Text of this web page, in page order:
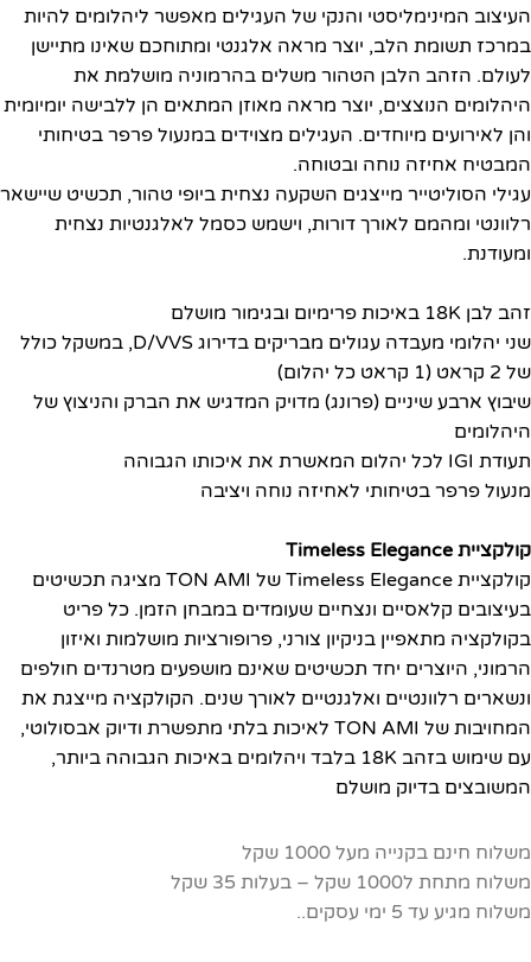
העיצוב המינימליסטי והנקי של העגילים מאפשר ליהלומים להיות
במרכז תשומת הלב, יוצר מראה אלגנטי ומתוחכם שאינו מתיישן
לעולם. הזהב הלבן הטהור משלים בהרמוניה מושלמת את
היהלומים הנוצצים, יוצר מראה מאוזן המתאים הן ללבישה יומיומית
והן לאירועים מיוחדים. העגילים מצוידים במנעול פרפר בטיחותי
המבטיח אחיזה נוחה ובטוחה.
עגילי הסוליטייר מייצגים השקעה נצחית ביופי טהור, תכשיט שיישאר
רלוונטי ומהמם לאורך דורות, וישמש כסמל לאלגנטיות נצחית
ומעודנת.
זהב לבן 18K באיכות פרימיום ובגימור מושלם
שני יהלומי מעבדה עגולים מבריקים בדירוג D/VVS, במשקל כולל
של 2 קראט (1 קראט כל יהלום)
שיבוץ ארבע שיניים (פרונג) מדויק המדגיש את הברק והניצוץ של
היהלומים
תעודת IGI לכל יהלום המאשרת את איכותו הגבוהה
מנעול פרפר בטיחותי לאחיזה נוחה ויציבה
קולקציית Timeless Elegance
קולקציית Timeless Elegance של TON AMI מציגה תכשיטים
בעיצובים קלאסיים ונצחיים שעומדים במבחן הזמן. כל פריט
בקולקציה מתאפיין בניקיון צורני, פרופורציות מושלמות ואיזון
הרמוני, היוצרים יחד תכשיטים שאינם מושפעים מטרנדים חולפים
ונשארים רלוונטיים ואלגנטיים לאורך שנים. הקולקציה מייצגת את
המחויבות של TON AMI לאיכות בלתי מתפשרת ודיוק אבסולוטי,
עם שימוש בזהב 18K בלבד ויהלומים באיכות הגבוהה ביותר,
המשובצים בדיוק מושלם
משלוח חינם בקנייה מעל 1000 שקל
משלוח מתחת ל1000 שקל – בעלות 35 שקל
משלוח מגיע עד 5 ימי עסקים..